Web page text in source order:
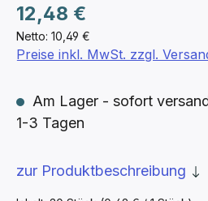
Netto: 10,49 €
Regulärer Preis:
12,48 €
Preise inkl. MwSt. zzgl.
Am Lager - sofort
1-3 Tagen
zur Produktbeschreibung